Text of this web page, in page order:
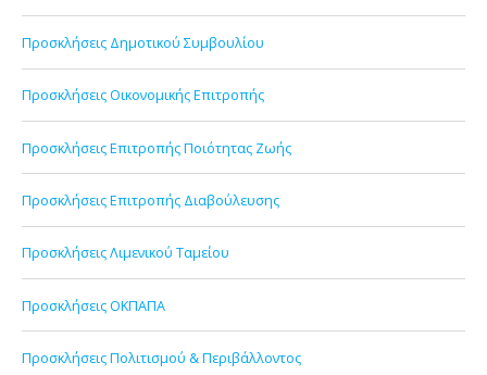
Προσκλήσεις Δημοτικού Συμβουλίου
Προσκλήσεις Οικονομικής Επιτροπής
Προσκλήσεις Επιτροπής Ποιότητας Ζωής
Προσκλήσεις Επιτροπής Διαβούλευσης
Προσκλήσεις Λιμενικού Ταμείου
Προσκλήσεις ΟΚΠΑΠΑ
Προσκλήσεις Πολιτισμού & Περιβάλλοντος